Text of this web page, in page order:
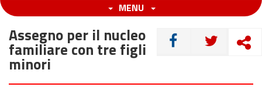
MENU
CONDIVIDI
Assegno per il nucleo
familiare con tre figli
minori